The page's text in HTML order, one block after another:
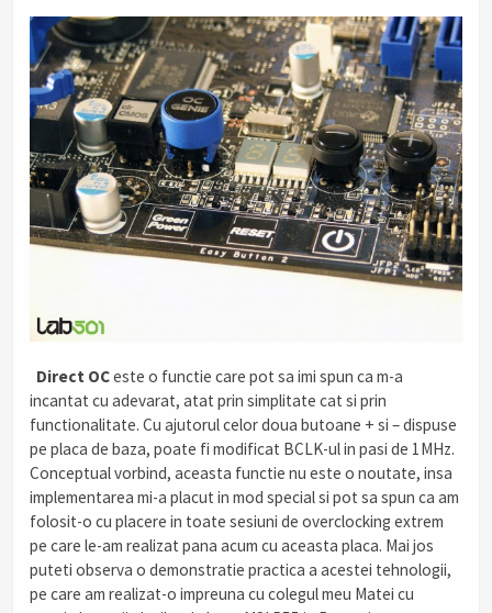
Direct OCeste o functie care pot sa imi spun ca m-a
incantat cu adevarat, atat prin simplitate cat si prin
functionalitate. Cu ajutorul celor doua butoane + si – dispuse
pe placa de baza, poate fi modificat BCLK-ul in pasi de 1MHz.
Conceptual vorbind, aceasta functie nu este o noutate, insa
implementarea mi-a placut in mod special si pot sa spun ca am
folosit-o cu placere in toate sesiuni de overclocking extrem
pe care le-am realizat pana acum cu aceasta placa. Mai jos
puteti observa o demonstratie practica a acestei tehnologii,
pe care am realizat-o impreuna cu colegul meu Matei cu